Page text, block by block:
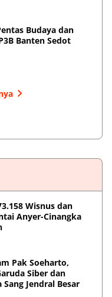
Budaya dan
Banten Sedot
Wisnus dan
Anyer-Cinangka
Pak Soeharto,
Siber dan
Jendral Besar